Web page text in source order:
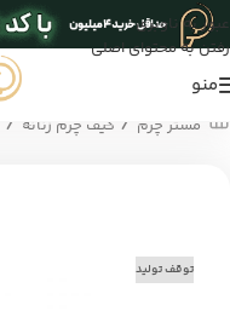
عبور به ناوبری
رفتن به محتوای اصلی
منو
مستر چرم / کیف چرم زنانه /
توقف تولید